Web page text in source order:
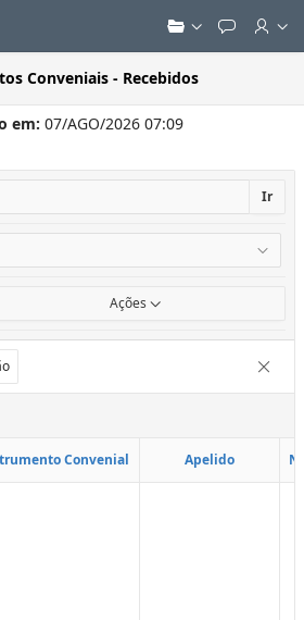
Conveniais - Recebidos
em: 07/AGO/2026 07:09
Ir
Ações
Convenial Apelido